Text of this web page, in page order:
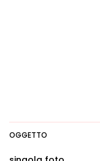
OGGETTO